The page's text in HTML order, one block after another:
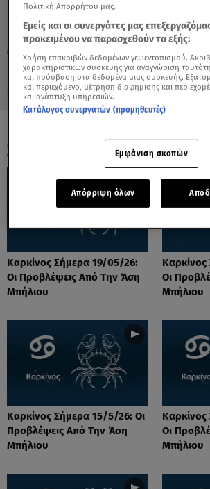
Κυριακή 9 Αυγούστου 2026
22.04.26, 11:52 ΖΩΔΙΑ
ΟΛΑ ΤΑ ΒΙΝΤΕΟ
Καρκίνος Σήμερα 19/05/26:
Οι Προβλέψεις Από Την Άση
Μπήλιου
Οι
Μπήλιου
Καρκίνος Σήμερα 15/5/26: Οι
Προβλέψεις Από Την Άση
Μπήλιου
Οι
Μπήλιου
Πολιτική Απορρήτου μας.
Εμείς και οι συνεργάτες μας
προκειμένου να παρασχεθούν τα εξής:
Χρήση επακριβών δεδομένων γεωεντοπισμού.
χαρακτηριστικών συσκευής για αναγνώριση
και πρόσβαση στα δεδομένα μιας συσκευής.
και περιεχόμενο, μέτρηση διαφήμισης και
και ανάπτυξη υπηρεσιών.
Κατάλογος συνεργατών (προμηθευτές)
Εμφάνιση σκοπών
Απόρριψη όλων